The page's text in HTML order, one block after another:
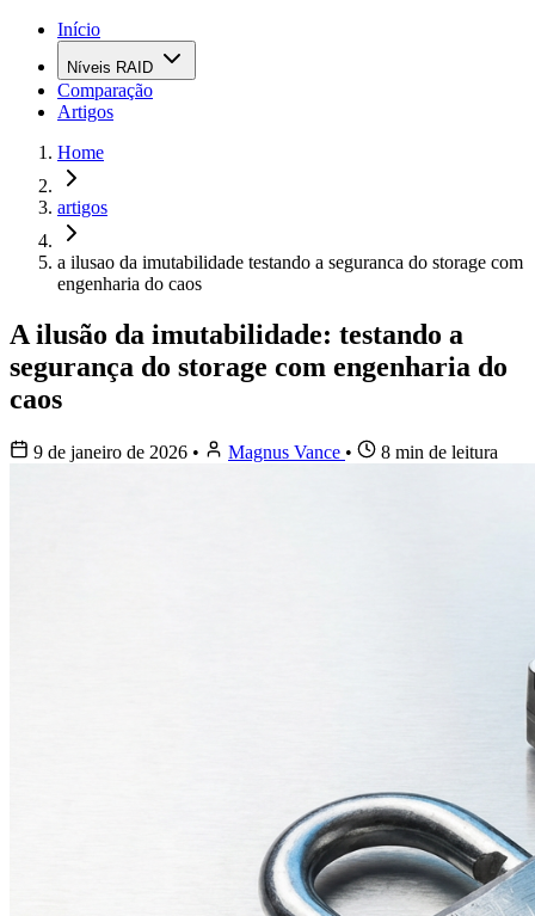
Início
Níveis RAID
Comparação
Artigos
Home
artigos
a ilusao da imutabilidade testando a seguranca do storage com
engenharia do caos
A ilusão da imutabilidade: testando a
segurança do storage com engenharia do
caos
9 de janeiro de 2026 • Magnus Vance • 8 min de leitura